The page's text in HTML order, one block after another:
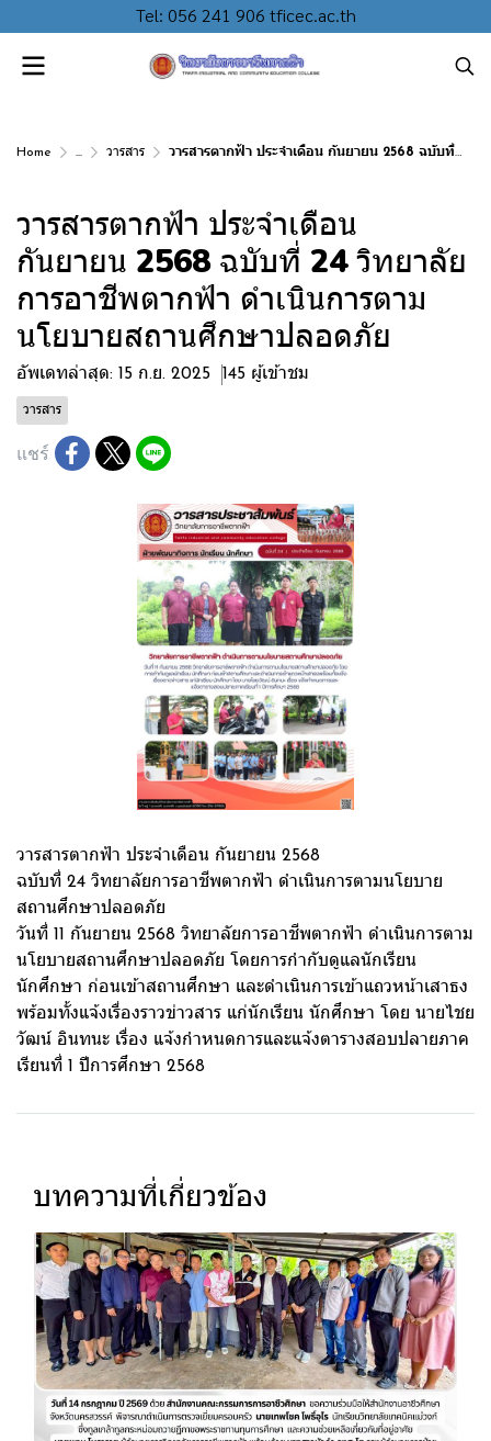
Tel: 056 241 906 tficec.ac.th
Home ... วารสาร วารสารตากฟ้า ประจำเดือน กันยายน 2568 ฉบับที่ 24 วิทยาลัยการอาชีพตากฟ้า ดำเนินการตามนโยบายสถานศึกษาปลอดภัย
วารสารตากฟ้า ประจำเดือน
กันยายน 2568 ฉบับที่ 24 วิทยาลัย
การอาชีพตากฟ้า ดำเนินการตาม
นโยบายสถานศึกษาปลอดภัย
อัพเดทล่าสุด: 15 ก.ย. 2025 145 ผู้เข้าชม
วารสาร
แชร์
วารสารตากฟ้า ประจำเดือน กันยายน 2568
ฉบับที่ 24 วิทยาลัยการอาชีพตากฟ้า ดำเนินการตามนโยบาย
สถานศึกษาปลอดภัย
วันที่ 11 กันยายน 2568 วิทยาลัยการอาชีพตากฟ้า ดำเนินการตาม
นโยบายสถานศึกษาปลอดภัย โดยการกำกับดูแลนักเรียน
นักศึกษา ก่อนเข้าสถานศึกษา และดำเนินการเข้าแถวหน้าเสาธง
พร้อมทั้งแจ้งเรื่องราวข่าวสาร แก่นักเรียน นักศึกษา โดย นายไชย
วัฒน์ อินทนะ เรื่อง แจ้งกำหนดการและแจ้งตารางสอบปลายภาค
เรียนที่ 1 ปีการศึกษา 2568
บทความที่เกี่ยวข้อง